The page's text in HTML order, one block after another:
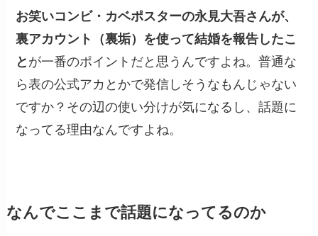
お笑いコンビ・カベポスターの永見大吾さんが、
裏アカウント（裏垢）を使って結婚を報告したこ
と が一番のポイントだと思うんですよね。普通な
ら表の公式アカとかで発信しそうなもんじゃない
ですか？その辺の使い分けが気になるし、話題に
なってる理由なんですよね。
なんでここまで話題になってるのか